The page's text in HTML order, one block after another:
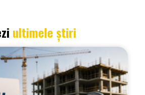
ultimele știri